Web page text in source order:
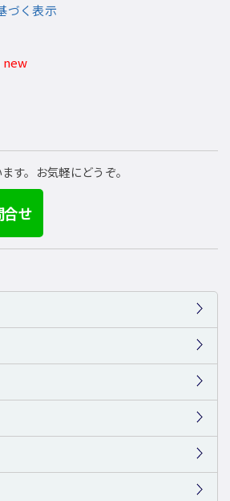
づく表示
new
す。お気軽にどうぞ。
合せ